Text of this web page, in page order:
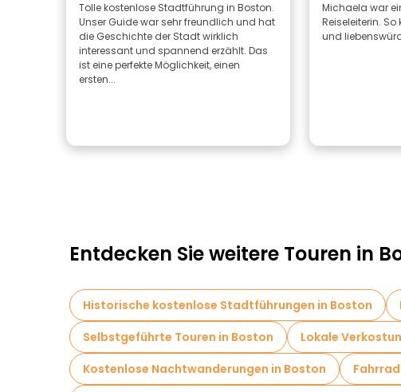
Tolle kostenlose Stadtführung in Boston.
Unser Guide war sehr freundlich und hat
die Geschichte der Stadt wirklich
interessant und spannend erzählt. Das
ist eine perfekte Möglichkeit, einen
ersten...
Michaela war
Reiseleiterin. So kenntnisreich, freundlich
und
Entdecken Sie weitere Touren in
Historische kostenlose Stadtführungen in Boston
Selbstgeführte Touren in Boston
Lokale
Kostenlose Nachtwanderungen in Boston